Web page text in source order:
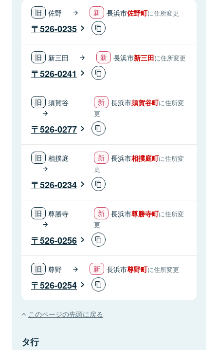
佐野 長浜市佐野町に住所変更
526-0235
新三田 長浜市新三田に住所変更
526-0241
須賀谷 長浜市須賀谷町に住所変
更
526-0277
相撲庭 長浜市相撲庭町に住所変
更
526-0234
尊勝寺 長浜市尊勝寺町に住所変
更
526-0256
尊野 長浜市尊野町に住所変更
526-0254
このページの先頭に戻る
タ行